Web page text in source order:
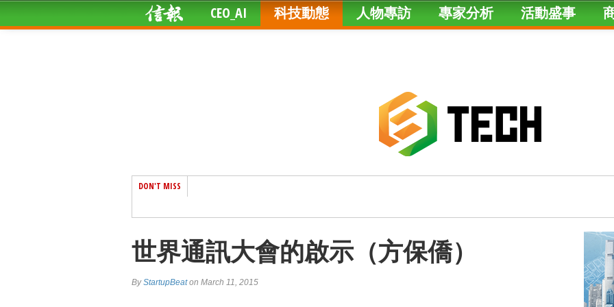
CEO_AI 科技動態 人物專訪 專家分析 活動盛事
DON'T MISS
世界通訊大會的啟示（方保僑）
ByStartupBeaton March 11, 2015